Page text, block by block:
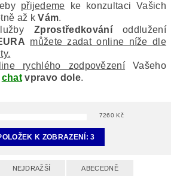
přijedeme ke konzultaci Vašich
až kVám.
Zprostředkováníoddlužení
můžete zadat online níže dle
rychlého zodpovězení Vašeho
chatvpravo dole.
7260 Kč
K ZOBRAZENÍ:3
NEJDRAŽŠÍ ABECEDNĚ